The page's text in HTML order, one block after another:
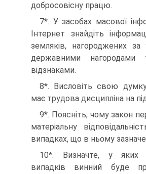
добросовісну працю.
7*. У засобах масової
Інтернет знайдіть
земляків, нагороджених за
державними нагородами
відзнаками.
8*. Висловіть свою
має трудова дисципліна на
9*. Поясніть, чому закон
матеріальну
випадках, що в ньому
10*. Визначте, у яких
випадків винний буде